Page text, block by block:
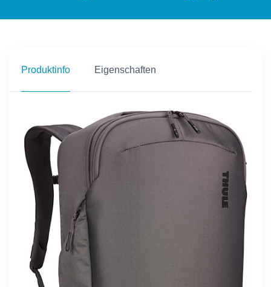
Produktinfo Eigenschaften